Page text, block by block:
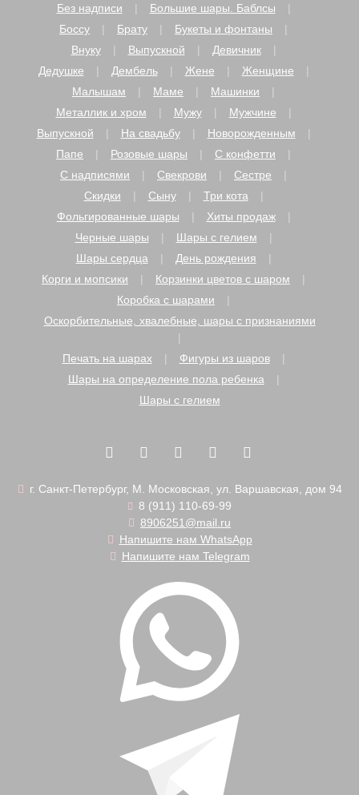
Без надписи
Большие шары. Баблсы
Боссу
Брату
Букеты и фонтаны
Внуку
Выпускной
Девичник
Дедушке
Дембель Жене
Женщине
Малышам
Маме
Машинки
Металлик и хром
Мужу
Мужчине
Выпускной
На свадьбу
Новорожденным
Папе
Розовые шары
С конфетти
С надписями
Свекрови
Сестре
Скидки
Сыну
Три кота
Фольгированные шары
Хиты продаж
Черные шары
Шары с гелием
Шары сердца
День рождения
Корги и мопсики
Корзинки цветов с шаром
Коробка с шарами
Оскорбительные, хвалебные, шары с признаниями
Печать на шарах
Фигуры из шаров
Шары на определение пола ребенка
Шары с гелием
г. Санкт-Петербург, М. Московская, ул. Варшавская, дом 94
8 (911) 110-69-99
8906251@mail.ru
Напишите нам WhatsApp
Напишите нам Telegram